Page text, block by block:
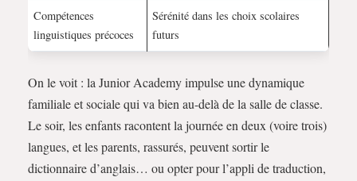
Compétences
linguistiques précoces
Sérénité dans les choix scolaires
futurs
On le voit : la Junior Academy impulse une dynamique
familiale et sociale qui va bien au-delà de la salle de classe.
Le soir, les enfants racontent la journée en deux (voire trois)
langues, et les parents, rassurés, peuvent sortir le
dictionnaire d’anglais… ou opter pour l’appli de traduction,